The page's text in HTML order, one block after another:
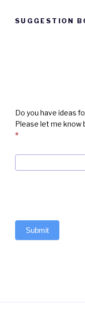
SUGGESTION
Do you have ideas
Please let me know
*
Submit